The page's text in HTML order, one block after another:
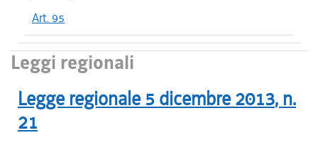
Art. 95
Leggi regionali
Legge regionale 5 dicembre 2013, n.
21